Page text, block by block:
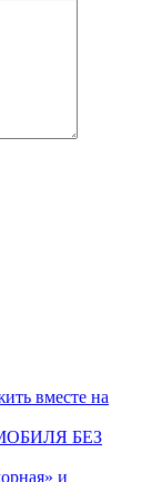
вместе на
БЕЗ
и